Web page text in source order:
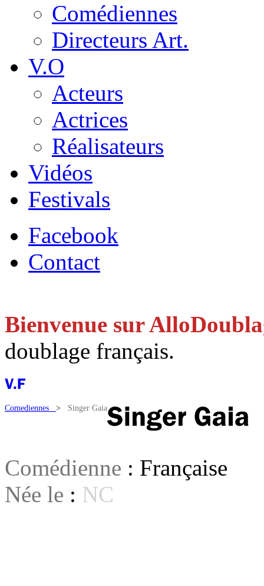
Comédiennes
Directeurs Art.
V.O
Acteurs
Actrices
Réalisateurs
Vidéos
Festivals
Facebook
Contact
Bienvenue sur
doublage français.
Comediennes > Singer Gaia
Comédienne : Française
Née le : NC